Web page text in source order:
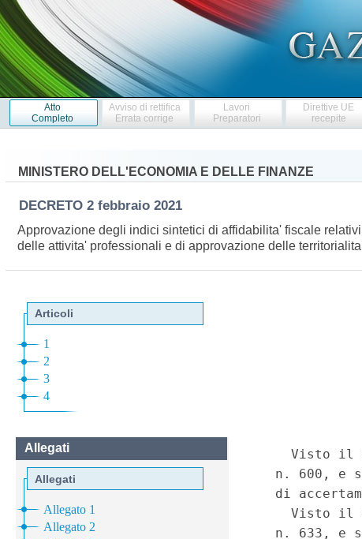
Atto
Completo
Avviso di rettifica
Errata corrige
Lavori
Preparatori
Direttive UE
recepite
MINISTERO DELL'ECONOMIA E DELLE FINANZE
DECRETO 2 febbraio 2021
Approvazione degli indici sintetici di affidabilita' fiscale
delle attivita' professionali e di approvazione delle